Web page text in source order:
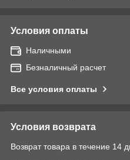
Условия оплаты
Наличными
Безналичный расчет
Все условия оплаты
Условия возврата
Возврат товара в течение 14